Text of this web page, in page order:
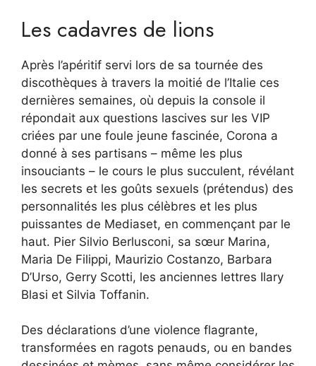
Les cadavres de lions
Après l’apéritif servi lors de sa tournée des
discothèques à travers la moitié de l’Italie ces
dernières semaines, où depuis la console il
répondait aux questions lascives sur les VIP
criées par une foule jeune fascinée, Corona a
donné à ses partisans – même les plus
insouciants – le cours le plus succulent, révélant
les secrets et les goûts sexuels (prétendus) des
personnalités les plus célèbres et les plus
puissantes de Mediaset, en commençant par le
haut. Pier Silvio Berlusconi, sa sœur Marina,
Maria De Filippi, Maurizio Costanzo, Barbara
D’Urso, Gerry Scotti, les anciennes lettres Ilary
Blasi et Silvia Toffanin.
Des déclarations d’une violence flagrante,
transformées en ragots penauds, ou en bandes